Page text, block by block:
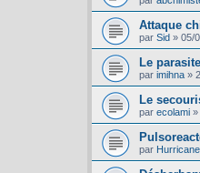
Attaque
par Sid » 05/
Le
par imihna »
Le
par ecolami »
par Hurricane